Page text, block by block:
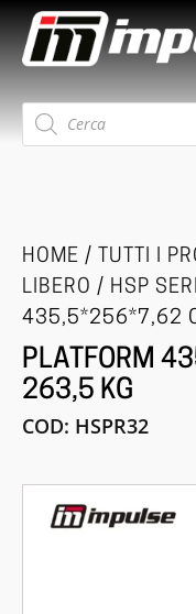
Ricerca
prodotti
HOME / TUTTI I
LIBERO / HSP
435,5*256*7,62
PLATFORM
263,5 KG
COD: HSPR32